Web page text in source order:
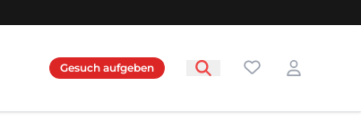
Gesuch aufgeben Favoriten
Login